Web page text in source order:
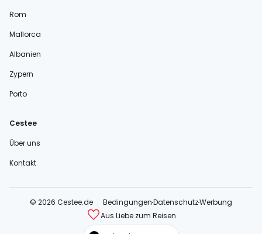
Rom
Mallorca
Albanien
Zypern
Porto
Cestee
Über uns
Kontakt
© 2026 Cestee.de BedingungenDatenschutzWerbung
Aus Liebe zum Reisen
cestee.com